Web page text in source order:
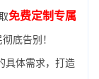
免费定制专属
底告别！
具体需求，打造